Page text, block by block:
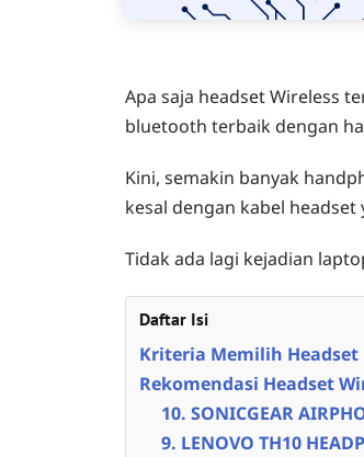
Apa saja headset Wireless
bluetooth terbaik dengan
Kini, semakin banyak
kesal dengan kabel
Tidak ada lagi kejadian
Daftar Isi
Kriteria Memilih Headset
Rekomendasi Headset
10. SONICGEAR
9. LENOVO TH10